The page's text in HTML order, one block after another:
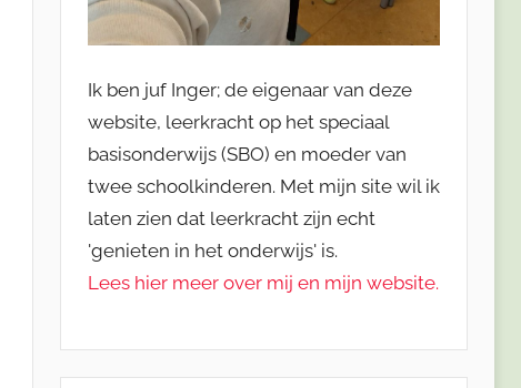
Ik ben juf Inger; de eigenaar van deze
website, leerkracht op het speciaal
basisonderwijs (SBO) en moeder van
twee schoolkinderen. Met mijn site wil ik
laten zien dat leerkracht zijn echt
'genieten in het onderwijs' is.
Lees hier meer over mij en mijn website.